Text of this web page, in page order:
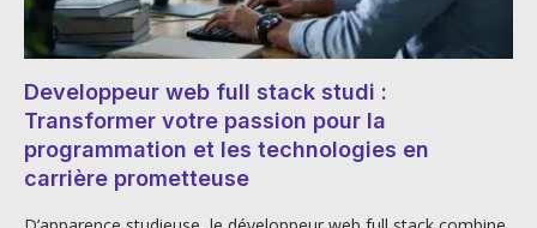
Developpeur web full stack studi :
Transformer votre passion pour la
programmation et les technologies en
carrière prometteuse